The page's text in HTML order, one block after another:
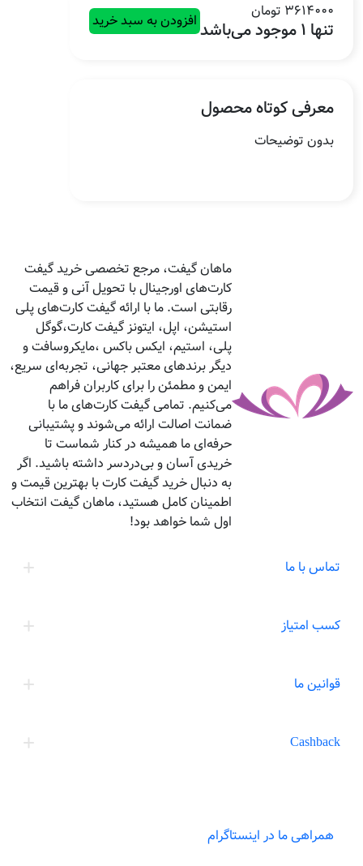
3614000 تومان
تنها 1 موجود می‌باشد افزودن به سبد خرید
معرفی کوتاه محصول
بدون توضیحات
تماس با ما
کسب امتیاز
قوانین ما
Cashback
ماهان گیفت، مرجع تخصصی خرید گیفت
کارت‌های اورجینال با تحویل آنی و قیمت
رقابتی است. ما با ارائه گیفت کارت‌های پلی
استیشن، اپل، ایتونز گیفت کارت،گوگل
پلی، استیم، ایکس باکس ،مایکروسافت و
دیگر برندهای معتبر جهانی، تجربه‌ای سریع،
ایمن و مطمئن را برای کاربران فراهم
می‌کنیم. تمامی گیفت کارت‌های ما با
ضمانت اصالت ارائه می‌شوند و پشتیبانی
حرفه‌ای ما همیشه در کنار شماست تا
خریدی آسان و بی‌دردسر داشته باشید. اگر
به دنبال خرید گیفت کارت با بهترین قیمت و
اطمینان کامل هستید، ماهان گیفت انتخاب
اول شما خواهد بود!
همراهی ما در اینستاگرام